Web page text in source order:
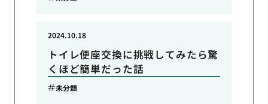
トイレ便座交換に挑戦してみたら驚
くほど簡単だった話
2024.10.18
未分類